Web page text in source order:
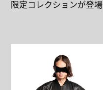
限定コレクションが登場